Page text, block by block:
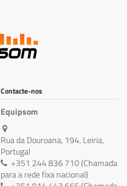
Contacte-nos
Equipsom
Rua da Douroana, 194, Leiria,
Portugal
+351 244 836 710 (Chamada
para a rede fixa nacional)